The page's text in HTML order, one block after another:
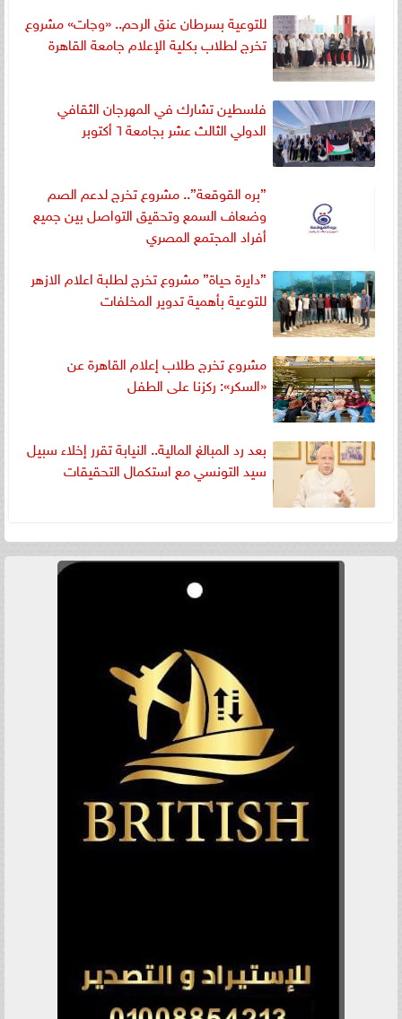
للتوعية بسرطان عنق الرحم.. «وچات» مشروع
تخرج لطلاب بكلية الإعلام جامعة القاهرة
فلسطين تشارك في المهرجان الثقافي
الدولي الثالث عشر بجامعة ٦ أكتوبر
”بره القوقعة”.. مشروع تخرج لدعم الصم
وضعاف السمع وتحقيق التواصل بين جميع
أفراد المجتمع المصري
”دايرة حياة” مشروع تخرج لطلبة اعلام الازهر
للتوعية بأهمية تدوير المخلفات
مشروع تخرج طلاب إعلام القاهرة عن
«السكر»: ركزنا على الطفل
بعد رد المبالغ المالية.. النيابة تقرر إخلاء سبيل
سيد التونسي مع استكمال التحقيقات